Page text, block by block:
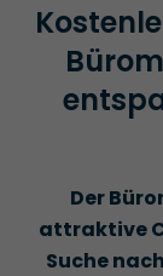
Der
attraktive
Suche